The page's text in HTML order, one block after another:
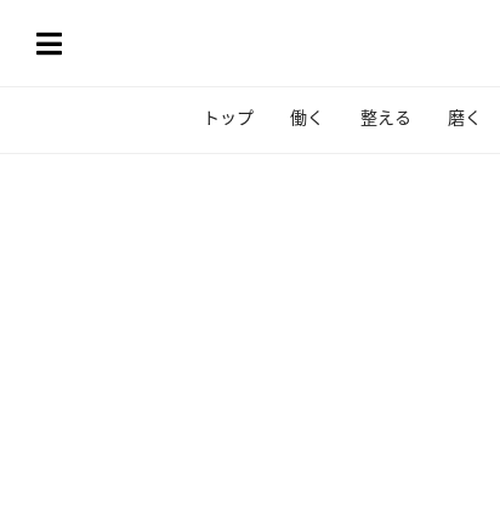
トップ 働く 整える 磨く